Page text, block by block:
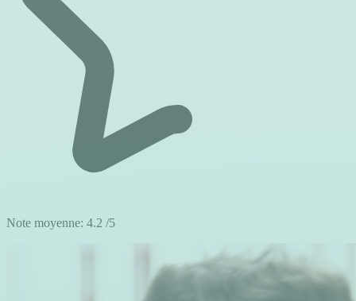
Note moyenne: 4.2 /5